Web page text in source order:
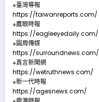
※臺灣導報
https://taiwanreports.com/
※鷹眼時報
https://eagleeyedaily.com/
※圓周傳媒
https://surroundnews.com/
※真言新聞網
https://wetruthnews.com/
※新一代時報
https://agesnews.com/